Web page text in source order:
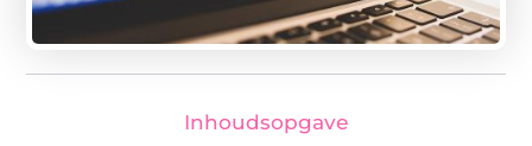
Inhoudsopgave